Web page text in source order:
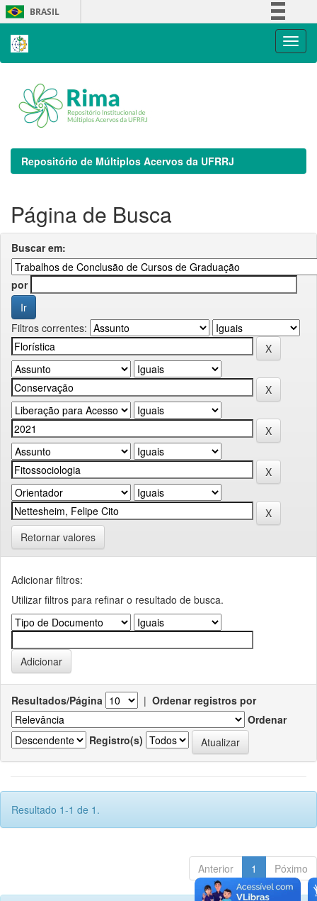
Skip
navigation
BRASIL
Repositório de Múltiplos Acervos da UFRRJ
Página de Busca
Buscar em:
por
Filtros correntes:
Retornar valores
Adicionar filtros:
Utilizar filtros para refinar o resultado de busca.
Resultados/Página | Ordenar registros por
Ordenar
Registro(s)
Resultado 1-1 de 1.
Anterior 1 Póximo